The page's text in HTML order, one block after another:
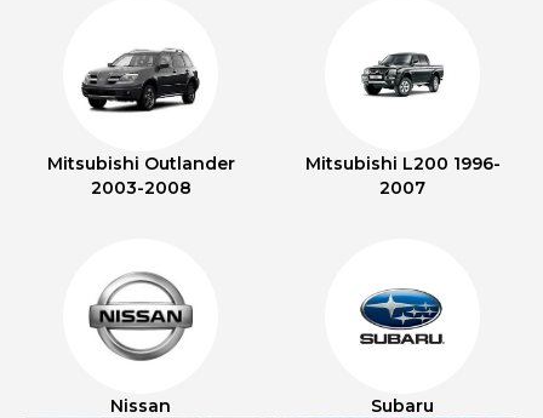
Mitsubishi Outlander
2003-2008
Mitsubishi L200 1996-
2007
Nissan Subaru